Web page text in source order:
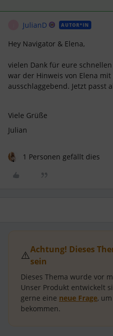
JulianD AUTOR*IN
Hey Navigator & Elena,
vielen Dank für eure
war der Hinweis von Elena
ausschlaggebend. Jetzt passt
Viele Grüße
Julian
1 Personen gefällt dies
⚠️Achtung! Dieses
sein
Dieses Thema wurde vor
Unser Produkt entwickelt
gerne eine neue Frage,
bekommen.